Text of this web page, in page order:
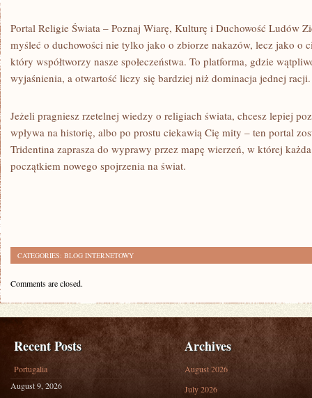
Portal Religie Świata – Poznaj Wiarę, Kulturę i Duchowość Ludów
myśleć o duchowości nie tylko jako o zbiorze nakazów, lecz jako o
który współtworzy nasze społeczeństwa. To platforma, gdzie
wyjaśnienia, a otwartość liczy się bardziej niż dominacja jednej racji.
Jeżeli pragniesz rzetelnej wiedzy o religiach świata, chcesz lepiej
wpływa na historię, albo po prostu ciekawią Cię mity – ten portal
Tridentina zaprasza do wyprawy przez mapę wierzeń, w której
początkiem nowego spojrzenia na świat.
CATEGORIES: BLOG INTERNETOWY
Comments are closed.
Recent Posts
Portugalia
August 9, 2026
Archives
August 2026
July 2026